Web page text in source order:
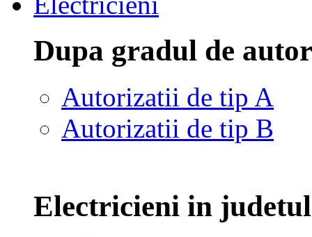
Dupa gradul de
Autorizatii de tip A
Autorizatii de tip B
Electricieni in